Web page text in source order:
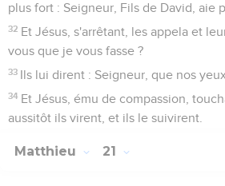
plus fort : Seigneur, Fils de David, aie
32 Et Jésus, s'arrêtant, les appela et
vous que je vous fasse ?
33 Ils lui dirent : Seigneur, que nos
34 Et Jésus, ému de compassion,
aussitôt ils virent, et ils le suivirent.
Matthieu 21